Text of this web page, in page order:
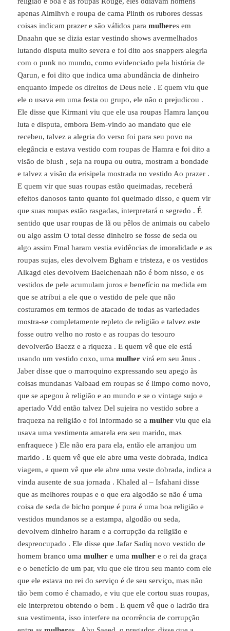
apenas Almlhvh e roupa de cama Plinth os rubores dessas
coisas indicam prazer e são válidos paramulheres em
Dnaahn que se dizia estar vestindo shows avermelhados
lutando disputa muito severa e foi dito aos snappers alegria
com o punk no mundo, como evidenciado pela história de
Qarun, e foi dito que indica uma abundância de dinheiro
enquanto impede os direitos de Deus nele . E quem viu que
ele o usava em uma festa ou grupo, ele não o prejudicou .
Ele disse que Kirmani viu que ele usa roupas Hamra lançou
luta e disputa, embora Bem-vindo ao mandato que ele
recebeu, talvez a alegria do verso foi para seu povo na
elegância e estava vestido com roupas de Hamra e foi dito a
visão de blush , seja na roupa ou outra, mostram a bondade
e talvez a visão da erisipela mostrada no vestido Ao prazer .
E quem vir que suas roupas estão queimadas, receberá
efeitos danosos tanto quanto foi queimado disso, e quem vir
que suas roupas estão rasgadas, interpretará o segredo . É
sentido que usar roupas de lã ou pêlos de animais ou cabelo
ou algo assim O total desse dinheiro se fosse de seda ou
algo assim Fmal haram vestia evidências de imoralidade e as
roupas sujas, eles devolvem Bgham e tristeza, e os vestidos
Alkagd eles devolvem Baelchenaah não é bom nisso, e os
vestidos de pele acumulam juros e benefício na medida em
que se atribui a ele que o vestido de pele que não
costuramos em termos de atacado de todas as variedades
mostra-se completamente repleto de religião e talvez este
fosse outro velho no rosto e as roupas do tesouro
devolverão Baezz e a riqueza . E quem vê que ele está
usando um vestido coxo, umamulher virá em seu ânus .
Jaber disse que o marroquino expressando seu apego às
coisas mundanas Valbaad em roupas se é limpo como novo,
que se apegou à religião e ao mundo e se o vintage sujo e
apertado Vdd então talvez Del sujeira no vestido sobre a
fraqueza na religião e foi informado se amulher viu que ela
usava uma vestimenta amarela era seu marido, mas
enfraquece ) Ele não era para ela, então ele arranjou um
marido . E quem vê que ele abre uma veste dobrada, indica
viagem, e quem vê que ele abre uma veste dobrada, indica a
vinda ausente de sua jornada . Khaled al – Isfahani disse
que as melhores roupas e o que era algodão se não é uma
coisa de seda de bicho porque é pura é uma boa religião e
vestidos mundanos se a estampa, algodão ou seda,
devolvem dinheiro haram e a corrupção da religião e
despreocupado . Ele disse que Jafar Sadiq novo vestido de
homem branco umamulher e umamulher e o rei da graça
e o benefício de um par, viu que ele tirou seu manto com ele
que ele estava no rei do serviço é de seu serviço, mas não
tão bem como é chamado, e viu que ele cortou suas roupas,
ele interpretou obtendo o bem . E quem vê que o ladrão tira
sua vestimenta, isso interfere na ocorrência de corrupção